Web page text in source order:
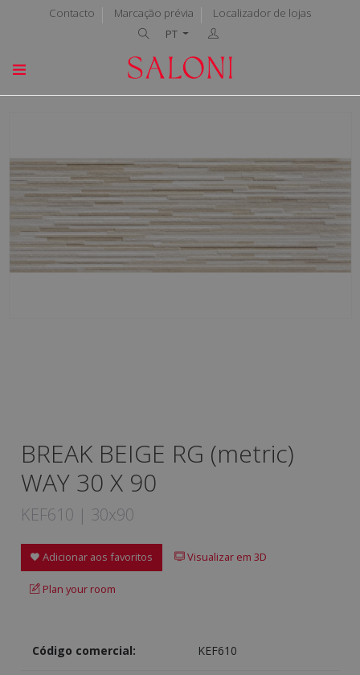
Contacto Marcação prévia
Localizador de lojas
PT
BREAK BEIGE RG (metric)
WAY 30 X 90
KEF610 | 30x90
Adicionar aos favoritos Visualizar em 3D
Plan your room
Código comercial: KEF610